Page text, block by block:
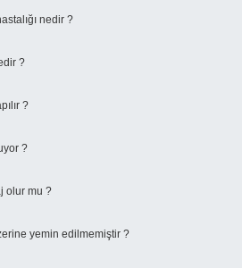
nedir ?
?
?
?
olur mu ?
yemin edilmemiştir ?